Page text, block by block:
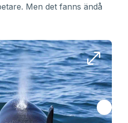
Men det fanns ändå